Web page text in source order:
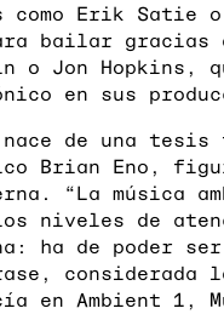
como Erik Satie
bailar
o Jon Hopkins,
en sus
de una tesis
Brian Eno,
“La música
niveles de
ha de poder ser
considerada
en Ambient 1,